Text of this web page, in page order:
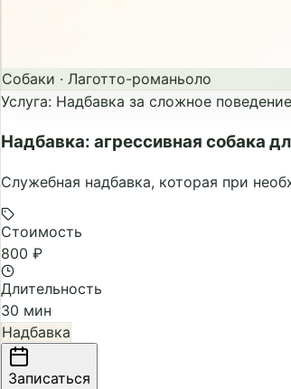
Собаки · Лаготто-романьоло
Услуга: Надбавка за сложное
Надбавка: агрессивная собака
Служебная надбавка, которая при
Стоимость
800 ₽
Длительность
30 мин
Надбавка
Записаться